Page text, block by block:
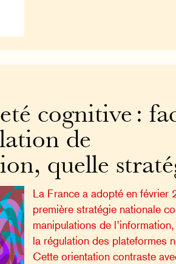
cognitive :
de
quelle
La France a adopté en février
première stratégie nationale
manipulations de
la régulation des plateformes
Cette orientation contraste